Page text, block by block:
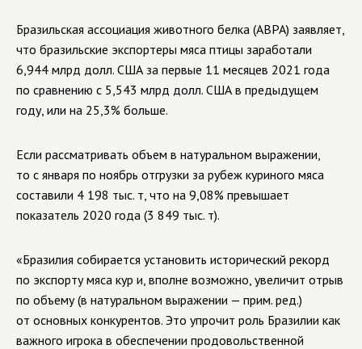
Бразильская ассоциация животного белка (ABPA) заявляет,
что бразильские экспортеры мяса птицы заработали
6,944 млрд долл. США за первые 11 месяцев 2021 года
по сравнению с 5,543 млрд долл. США в предыдущем
году, или на 25,3% больше.
Если рассматривать объем в натуральном выражении,
то с января по ноябрь отгрузки за рубеж куриного мяса
составили 4 198 тыс. т, что на 9,08% превышает
показатель 2020 года (3 849 тыс. т).
«Бразилия собирается установить исторический рекорд
по экспорту мяса кур и, вполне возможно, увеличит отрыв
​​по объему (в натуральном выражении — прим. ред.)
от основных конкурентов. Это упрочит роль Бразилии как
важного игрока в обеспечении продовольственной